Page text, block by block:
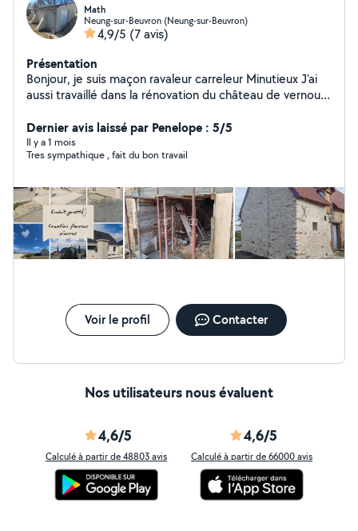
Math
Neung-sur-Beuvron (Neung-sur-Beuvron)
4,9/5 (7 avis)
Présentation
Bonjour, je suis maçon ravaleur carreleur Minutieux J'ai
aussi travaillé dans la rénovation du château de vernou
de l'hôtel de luxe
Dernier avis laissé par Penelope : 5/5
Il y a 1 mois
Tres sympathique , fait du bon travail
Voir le profil Contacter
Nos utilisateurs nous évaluent
4,6/5
Calculé à partir de 48803 avis
4,6/5
Calculé à partir de 66000 avis